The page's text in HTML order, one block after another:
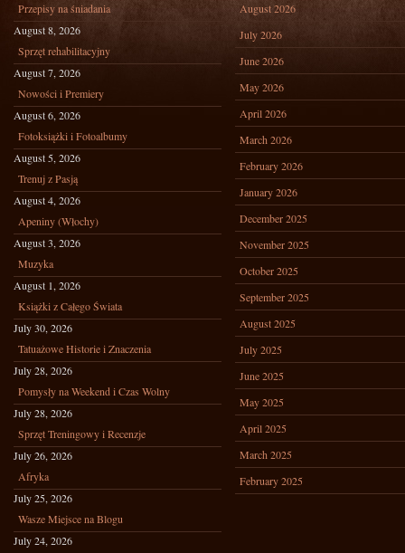
Przepisy na śniadania
August 8, 2026
Sprzęt rehabilitacyjny
August 7, 2026
Nowości i Premiery
August 6, 2026
Fotoksiążki i Fotoalbumy
August 5, 2026
Trenuj z Pasją
August 4, 2026
Apeniny (Włochy)
August 3, 2026
Muzyka
August 1, 2026
Książki z Całego Świata
July 30, 2026
Tatuażowe Historie i Znaczenia
July 28, 2026
Pomysły na Weekend i Czas Wolny
July 28, 2026
Sprzęt Treningowy i Recenzje
July 26, 2026
Afryka
July 25, 2026
Wasze Miejsce na Blogu
July 24, 2026
August 2026
July 2026
June 2026
May 2026
April 2026
March 2026
February 2026
January 2026
December 2025
November 2025
October 2025
September 2025
August 2025
July 2025
June 2025
May 2025
April 2025
March 2025
February 2025